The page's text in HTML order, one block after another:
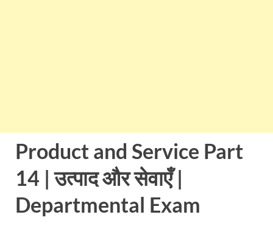
Product and Service Part
14 | उत्पाद और सेवाएँ |
Departmental Exam